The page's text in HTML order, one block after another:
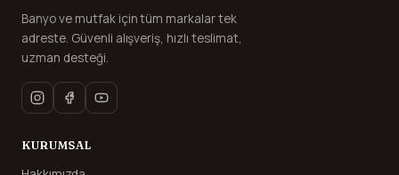
Banyo ve mutfak için tüm markalar tek
adreste. Güvenli alışveriş, hızlı teslimat,
uzman desteği.
KURUMSAL